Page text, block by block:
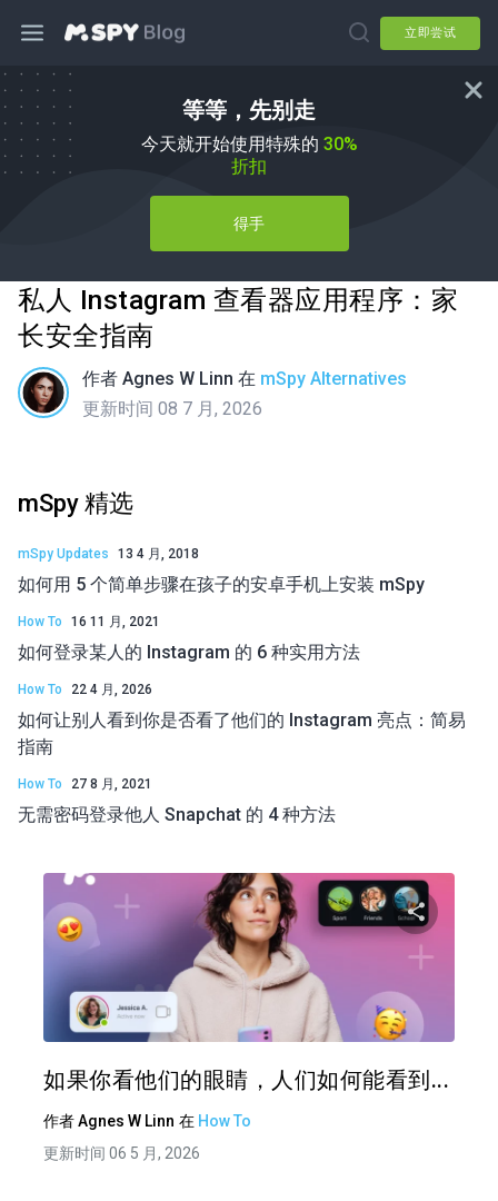
立即尝试
等等，先别走
今天就开始使用特殊的 30%
折扣
得手
私人 Instagram 查看器应用程序：家
长安全指南
作者 Agnes W Linn 在 mSpy Alternatives
更新时间 08 7 月, 2026
mSpy 精选
mSpy Updates 13 4 月, 2018
如何用 5 个简单步骤在孩子的安卓手机上安装 mSpy
How To 16 11 月, 2021
如何登录某人的 Instagram 的 6 种实用方法
How To 22 4 月, 2026
如何让别人看到你是否看了他们的 Instagram 亮点：简易
指南
How To 27 8 月, 2021
无需密码登录他人 Snapchat 的 4 种方法
如果你看他们的眼睛，人们如何能看到...
作者Agnes W Linn 在 How To
更新时间 06 5 月, 2026